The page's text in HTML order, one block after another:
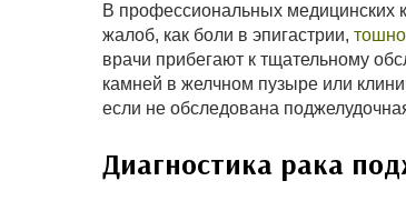
В профессиональных медицинских
жалоб, как боли в эпигастрии,
врачи прибегают к тщательному
камней в желчном пузыре или
если не обследована
Диагностика рака